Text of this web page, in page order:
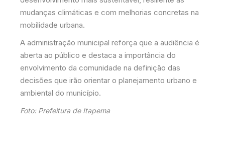
mudanças climáticas e com melhorias concretas na
mobilidade urbana.
A administração municipal reforça que a audiência é
aberta ao público e destaca a importância do
envolvimento da comunidade na definição das
decisões que irão orientar o planejamento urbano e
ambiental do município.
Foto: Prefeitura de Itapema